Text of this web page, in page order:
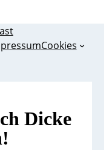
Cookies
Dicke